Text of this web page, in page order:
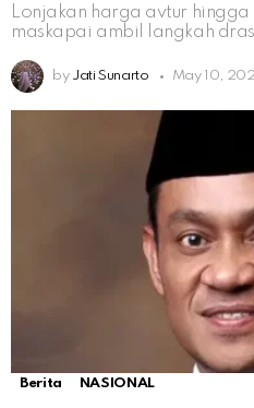
Lonjakan harga avtur hingga
maskapai ambil langkah
by Jati Sunarto May 10,
Berita NASIONAL